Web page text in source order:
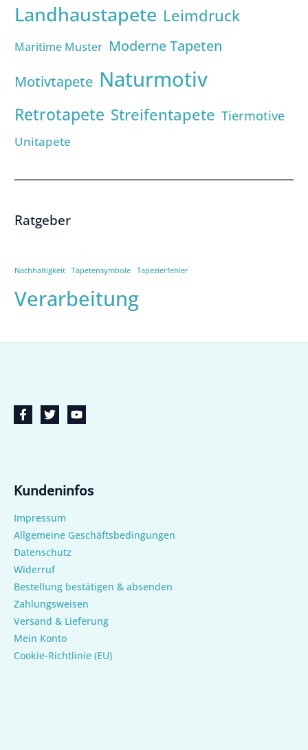
Landhaustapete Leimdruck
Maritime Muster Moderne Tapeten
Motivtapete Naturmotiv
Retrotapete Streifentapete Tiermotive
Unitapete
Ratgeber
Nachhaltigkeit Tapetensymbole Tapezierfehler
Verarbeitung
Kundeninfos
Impressum
Allgemeine Geschäftsbedingungen
Datenschutz
Widerruf
Bestellung bestätigen & absenden
Zahlungsweisen
Versand & Lieferung
Mein Konto
Cookie-Richtlinie (EU)